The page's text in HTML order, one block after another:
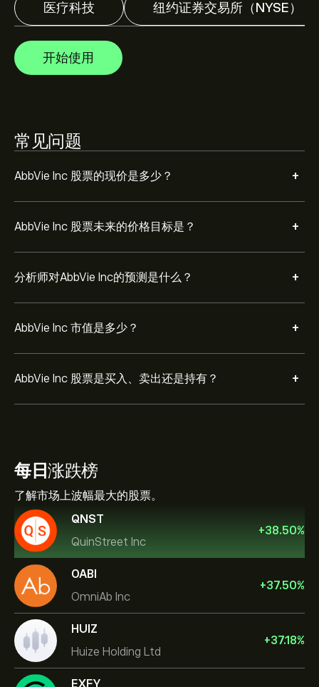
医疗科技 纽约证券交易所（NYSE）
开始使用
常见问题
AbbVie Inc 股票的现价是多少？ +
AbbVie Inc 股票未来的价格目标是？ +
分析师对AbbVie Inc的预测是什么？ +
AbbVie Inc 市值是多少？ +
AbbVie Inc 市值为 ‎$‎434.78B 美元
AbbVie Inc 股票是买入、卖出还是持有？ +
根据 21 位分析师在过去三个月对 ABBV 的建议，总体共
每日涨跌榜
了解市场上波幅最大的股票。
QNST
QuinStreet Inc
+38.50%
OABI
OmniAb Inc
+37.50%
HUIZ
Huize Holding Ltd
+37.18%
EXFY